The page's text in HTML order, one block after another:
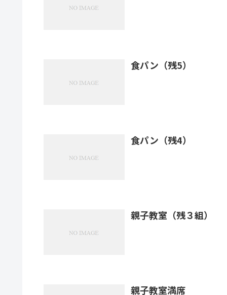
食パン（残5）
食パン（残4）
親子教室（残３組）
親子教室満席